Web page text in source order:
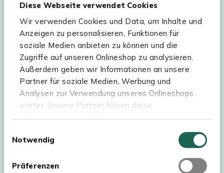
Diese Webseite verwendet Cookies
Wir verwenden Cookies und Data, um Inhalte und
Anzeigen zu personalisieren, Funktionen für
soziale Medien anbieten zu können und die
Zugriffe auf unseren Onlineshop zu analysieren.
Außerdem geben wir Informationen an unsere
Partner für soziale Medien, Werbung und
Analysen zur Verwendung unseres Onlineshops
weiter. Unsere Partner führen diese
Informationen möglicherweise mit weiteren
haben oder die sie im Rahmen Ihrer Nutzung der
Webseite müssen Sie die Cookies akzeptieren.
Notwendig
Präferenzen
Hilfe & Service
Sortiment
Kees Smit Gartenmöbel
Experience Stores XXL